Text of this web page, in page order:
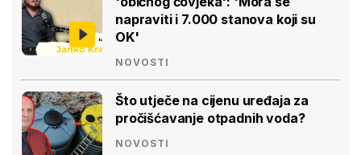
napraviti i 7.000 stanova koji su
OK'
NOVOSTI
Što utječe na cijenu uređaja za
pročišćavanje otpadnih voda?
NOVOSTI